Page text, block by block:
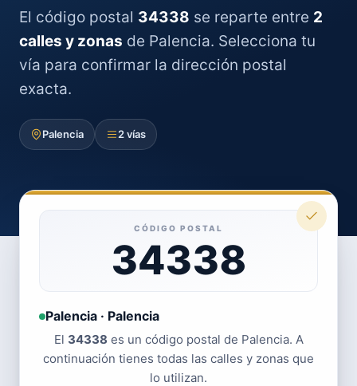
El código postal 34338 se reparte entre 2
calles y zonas de Palencia. Selecciona tu
vía para confirmar la dirección postal
exacta.
Palencia 2 vías
CÓDIGO POSTAL
34338
Palencia · Palencia
El 34338 es un código postal de Palencia. A
continuación tienes todas las calles y zonas que
lo utilizan.